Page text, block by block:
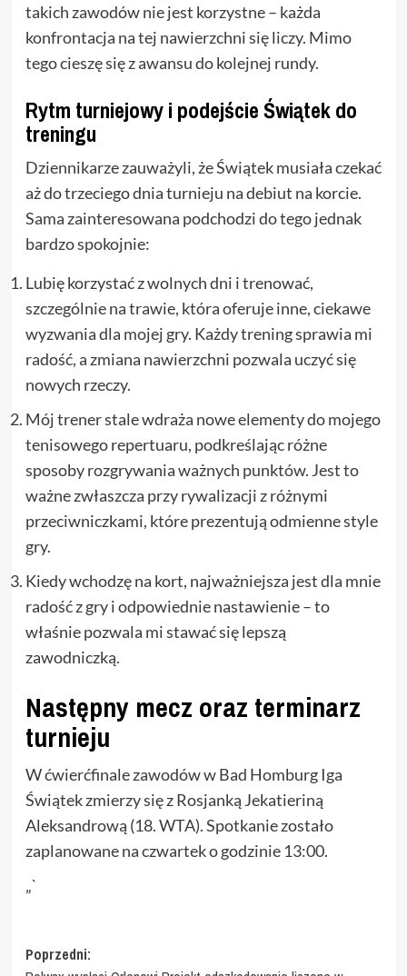
takich zawodów nie jest korzystne – każda
konfrontacja na tej nawierzchni się liczy. Mimo
tego cieszę się z awansu do kolejnej rundy.
Rytm turniejowy i podejście Świątek do
treningu
Dziennikarze zauważyli, że Świątek musiała czekać
aż do trzeciego dnia turnieju na debiut na korcie.
Sama zainteresowana podchodzi do tego jednak
bardzo spokojnie:
Lubię korzystać z wolnych dni i trenować,
szczególnie na trawie, która oferuje inne, ciekawe
wyzwania dla mojej gry. Każdy trening sprawia mi
radość, a zmiana nawierzchni pozwala uczyć się
nowych rzeczy.
Mój trener stale wdraża nowe elementy do mojego
tenisowego repertuaru, podkreślając różne
sposoby rozgrywania ważnych punktów. Jest to
ważne zwłaszcza przy rywalizacji z różnymi
przeciwniczkami, które prezentują odmienne style
gry.
Kiedy wchodzę na kort, najważniejsza jest dla mnie
radość z gry i odpowiednie nastawienie – to
właśnie pozwala mi stawać się lepszą
zawodniczką.
Następny mecz oraz terminarz
turnieju
W ćwierćfinale zawodów w Bad Homburg Iga
Świątek zmierzy się z Rosjanką Jekatieriną
Aleksandrową (18. WTA). Spotkanie zostało
zaplanowane na czwartek o godzinie 13:00.
„`
Zobacz
Poprzedni: